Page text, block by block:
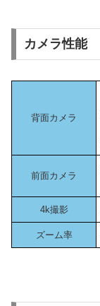
カメラ性能
背面カメラ
前面カメラ
4k撮影
ズーム率